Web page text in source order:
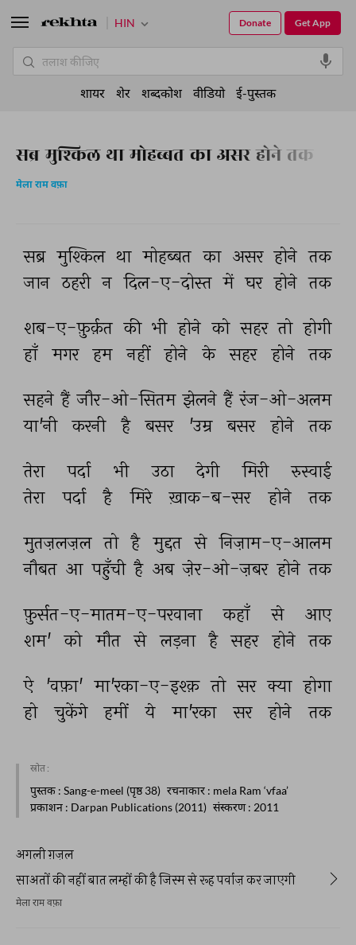
सब्र मुश्किल था मोहब्बत का असर होने तक
मेला राम वफ़ा
सब्र मुश्किल था मोहब्बत का असर होने तक
जान ठहरी न दिल-ए-दोस्त में घर होने तक
शब-ए-फ़ुर्क़त की भी होने को सहर तो होगी
हाँ
मगर हम नहीं होने के सहर होने तक
सहने हैं जौर-ओ-सितम झेलने हैं रंज-ओ-अलम
या'नी
करनी है बसर 'उम्र बसर होने तक
तेरा पर्दा भी उठा देगी मिरी
रुस्वाई
तेरा
पर्दा है मिरे ख़ाक-ब-सर होने तक
मुतज़लज़ल तो है मुद्दत से निज़ाम-ए-आलम
नौबत आ पहुँची है अब ज़ेर-ओ-ज़बर होने तक
फ़ुर्सत-ए-मातम-ए-परवाना कहाँ से
आए
शम'
को मौत से लड़ना है सहर होने तक
ऐ 'वफ़ा' मा'रका-ए-इश्क़ तो सर क्या होगा
हो
चुकेंगे हमीं ये मा'रका सर होने तक
स्रोत :
पुस्तक : Sang-e-meel (पृष्ठ 38) रचनाकार : mela Ram ‘vfaa’
प्रकाशन : Darpan Publications (2011) संस्करण: 2011
अगली ग़ज़ल
साअतों की नहीं बात लम्हों की है जिस्म से रूह पर्वाज़ कर जाएगी
मेला राम वफ़ा
HIN Get App
Donate
शायर शेर शब्दकोश वीडियो ई-पुस्तक